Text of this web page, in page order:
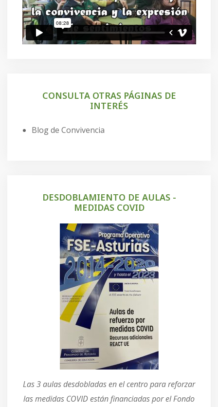
CONSULTA OTRAS PÁGINAS DE
INTERÉS
Blog de Convivencia
DESDOBLAMIENTO DE AULAS -
MEDIDAS COVID
Las 3 aulas desdobladas en el centro para reforzar
las medidas COVID están financiadas por el Fondo